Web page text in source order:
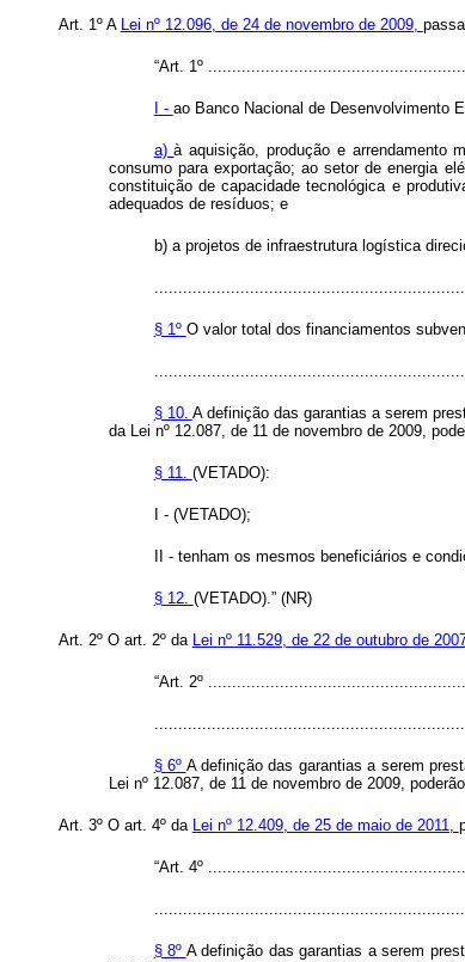
Art. 1º A Lei nº 12.096, de 24 de novembro de 2009,
“Art. 1º
I - ao Banco Nacional de Desenvolvimento
a)à aquisição, produção e arrendamento
consumo para exportação; ao setor de energia
constituição de capacidade tecnológica e
adequados de resíduos; e
b) a projetos de infraestrutura logística
§ 1º O valor total dos financiamentos
§ 10. A definição das garantias a serem
da Lei nº 12.087, de 11 de novembro de 2009,
§ 11. (VETADO):
I - (VETADO);
II - tenham os mesmos beneficiários e
§ 12. (VETADO).” (NR)
Art. 2º O art. 2º da Lei nº 11.529, de 22 de outubro de
“Art. 2º
§ 6º A definição das garantias a serem
Lei nº 12.087, de 11 de novembro de 2009,
Art. 3º O art. 4º da Lei nº 12.409, de 25 de maio de 2011,
“Art. 4º
§ 8º A definição das garantias a serem